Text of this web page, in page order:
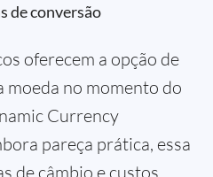
de conversão
oferecem a opção de
moeda no momento do
Currency
pareça prática, essa
de câmbio e custos